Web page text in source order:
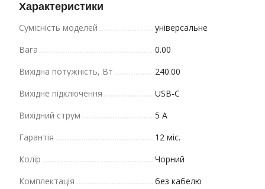
Характеристики
Cумісність моделей
універсальне
Вага
0.00
Вихідна потужність, Вт
240.00
Вихідне підключення
USB-C
Вихідний струм
5 A
Гарантія
12 міс.
Колір
Чорний
Комплектація
без кабелю